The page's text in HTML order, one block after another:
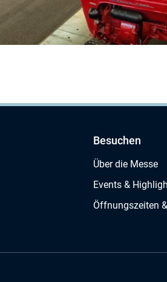
Besuchen
Über die Messe
Events &
Öffnungszeiten